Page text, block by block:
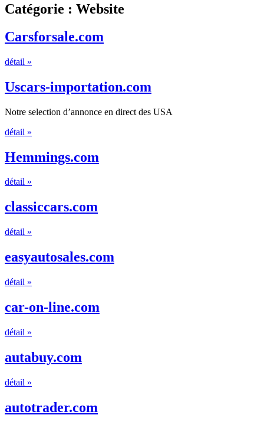
Catégorie : Website
Carsforsale.com
détail »
Uscars-importation.com
Notre selection d’annonce en direct des USA
détail »
Hemmings.com
détail »
classiccars.com
détail »
easyautosales.com
détail »
car-on-line.com
détail »
autabuy.com
détail »
autotrader.com